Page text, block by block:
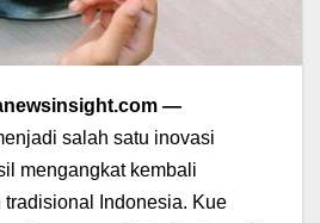
—
salah satu inovasi
mengangkat kembali
Indonesia. Kue